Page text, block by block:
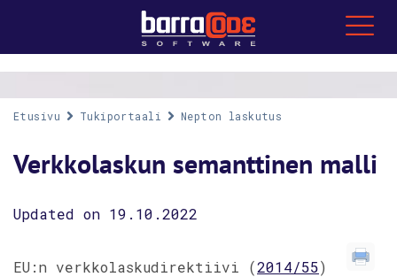
Etusivu Tukiportaali Nepton laskutus
Verkkolaskun semanttinen malli
Updated on 19.10.2022
EU:n verkkolaskudirektiivi (2014/55)